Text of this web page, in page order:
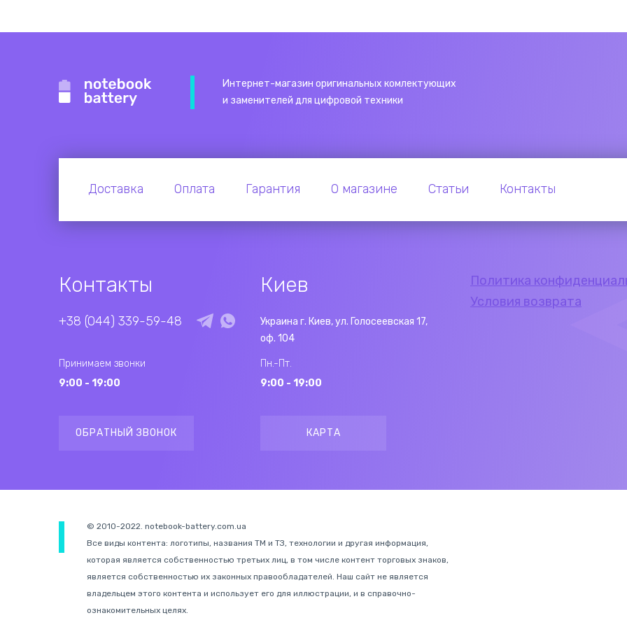
Интернет-магазин оригинальных комлектующих
и заменителей для цифровой техники
Доставка Оплата Гарантия О магазине Статьи Контакты
Контакты
+38 (044) 339-59-48
Принимаем звонки
9:00 - 19:00
ОБРАТНЫЙ ЗВОНОК
Киев
Украина г. Киев, ул. Голосеевская 17,
оф. 104
Пн.-Пт.
9:00 - 19:00
КАРТА
Политика
Условия возврата
© 2010-2022. notebook-battery.com.ua
Все виды контента: логотипы, названия ТМ и ТЗ, технологии и другая информация,
которая является собственностью третьих лиц, в том числе контент торговых знаков,
является собственностью их законных правообладателей. Наш сайт не является
владельцем этого контента и использует его для иллюстрации, и в справочно-
ознакомительных целях.